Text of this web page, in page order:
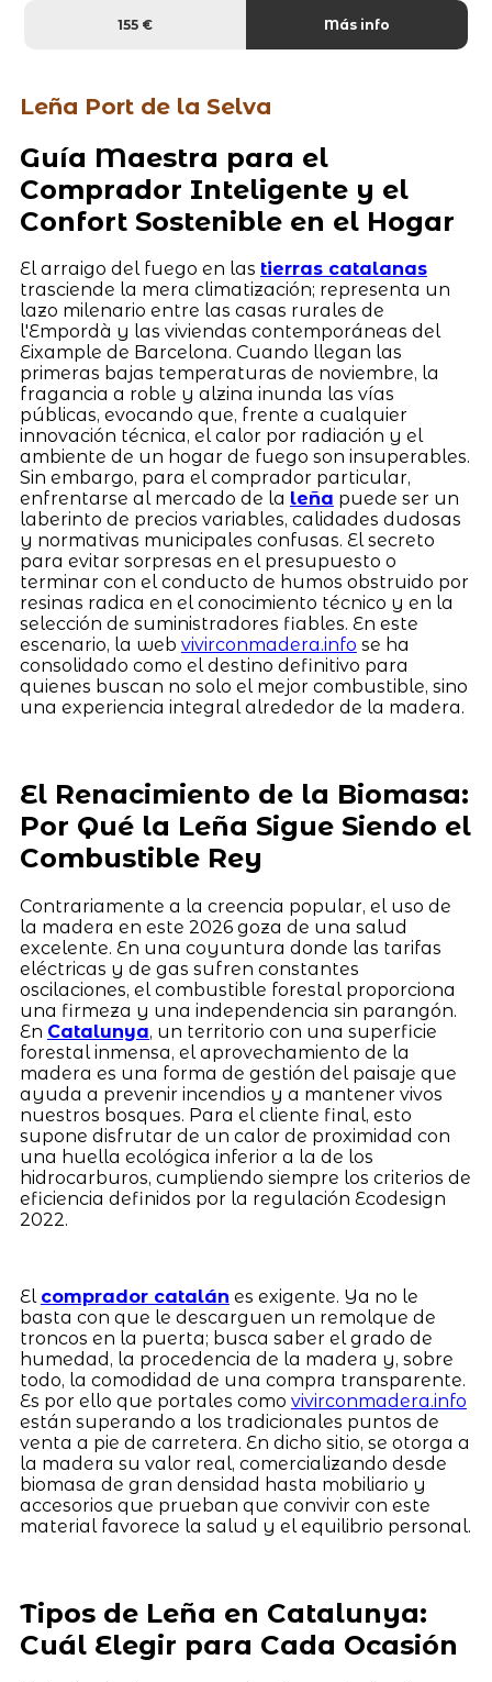
155 € Más info
Leña Port de la Selva
Guía Maestra para el
Comprador Inteligente y el
Confort Sostenible en el Hogar
El arraigo del fuego en las tierras catalanas
trasciende la mera climatización; representa un
lazo milenario entre las casas rurales de
l'Empordà y las viviendas contemporáneas del
Eixample de Barcelona. Cuando llegan las
primeras bajas temperaturas de noviembre, la
fragancia a roble y alzina inunda las vías
públicas, evocando que, frente a cualquier
innovación técnica, el calor por radiación y el
ambiente de un hogar de fuego son insuperables.
Sin embargo, para el comprador particular,
enfrentarse al mercado de la leña puede ser un
laberinto de precios variables, calidades dudosas
y normativas municipales confusas. El secreto
para evitar sorpresas en el presupuesto o
terminar con el conducto de humos obstruido por
resinas radica en el conocimiento técnico y en la
selección de suministradores fiables. En este
escenario, la web vivirconmadera.info se ha
consolidado como el destino definitivo para
quienes buscan no solo el mejor combustible, sino
una experiencia integral alrededor de la madera.
El Renacimiento de la Biomasa:
Por Qué la Leña Sigue Siendo el
Combustible Rey
Contrariamente a la creencia popular, el uso de
la madera en este 2026 goza de una salud
excelente. En una coyuntura donde las tarifas
eléctricas y de gas sufren constantes
oscilaciones, el combustible forestal proporciona
una firmeza y una independencia sin parangón.
En Catalunya, un territorio con una superficie
forestal inmensa, el aprovechamiento de la
madera es una forma de gestión del paisaje que
ayuda a prevenir incendios y a mantener vivos
nuestros bosques. Para el cliente final, esto
supone disfrutar de un calor de proximidad con
una huella ecológica inferior a la de los
hidrocarburos, cumpliendo siempre los criterios de
eficiencia definidos por la regulación Ecodesign
2022.
El comprador catalán es exigente. Ya no le
basta con que le descarguen un remolque de
troncos en la puerta; busca saber el grado de
humedad, la procedencia de la madera y, sobre
todo, la comodidad de una compra transparente.
Es por ello que portales como vivirconmadera.info
están superando a los tradicionales puntos de
venta a pie de carretera. En dicho sitio, se otorga a
la madera su valor real, comercializando desde
biomasa de gran densidad hasta mobiliario y
accesorios que prueban que convivir con este
material favorece la salud y el equilibrio personal.
Tipos de Leña en Catalunya:
Cuál Elegir para Cada Ocasión